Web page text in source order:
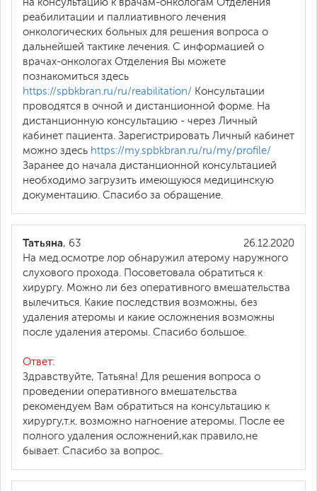
на консультацию к врачам-онкологам Отделения
реабилитации и паллиативного лечения
онкологических больных для решения вопроса о
дальнейшей тактике лечения. С информацией о
врачах-онкологах Отделения Вы можете
познакомиться здесь
https://spbkbran.ru/ru/reabilitation/ Консультации
проводятся в очной и дистанционной форме. На
дистанционную консультацию - через Личный
кабинет пациента. Зарегистрировать Личный кабинет
можно здесь https://my.spbkbran.ru/ru/my/profile/
Заранее до начала дистанционной консультацией
необходимо загрузить имеющуюся медицинскую
документацию. Спасибо за обращение.
26.12.2020
Татьяна, 63
На мед.осмотре лор обнаружил атерому наружного
слухового прохода. Посоветовала обратиться к
хирургу. Можно ли без оперативного вмешательства
вылечиться. Какие последствия возможны, без
удаления атеромы и какие осложнения возможны
после удаления атеромы. Спасибо большое.
Ответ:
Здравствуйте, Татьяна! Для решения вопроса о
проведении оперативного вмешательства
рекомендуем Вам обратиться на консультацию к
хирургу,т.к. возможно нагноение атеромы. После ее
полного удаления осложнений,как правило,не
бывает. Спасибо за вопрос.